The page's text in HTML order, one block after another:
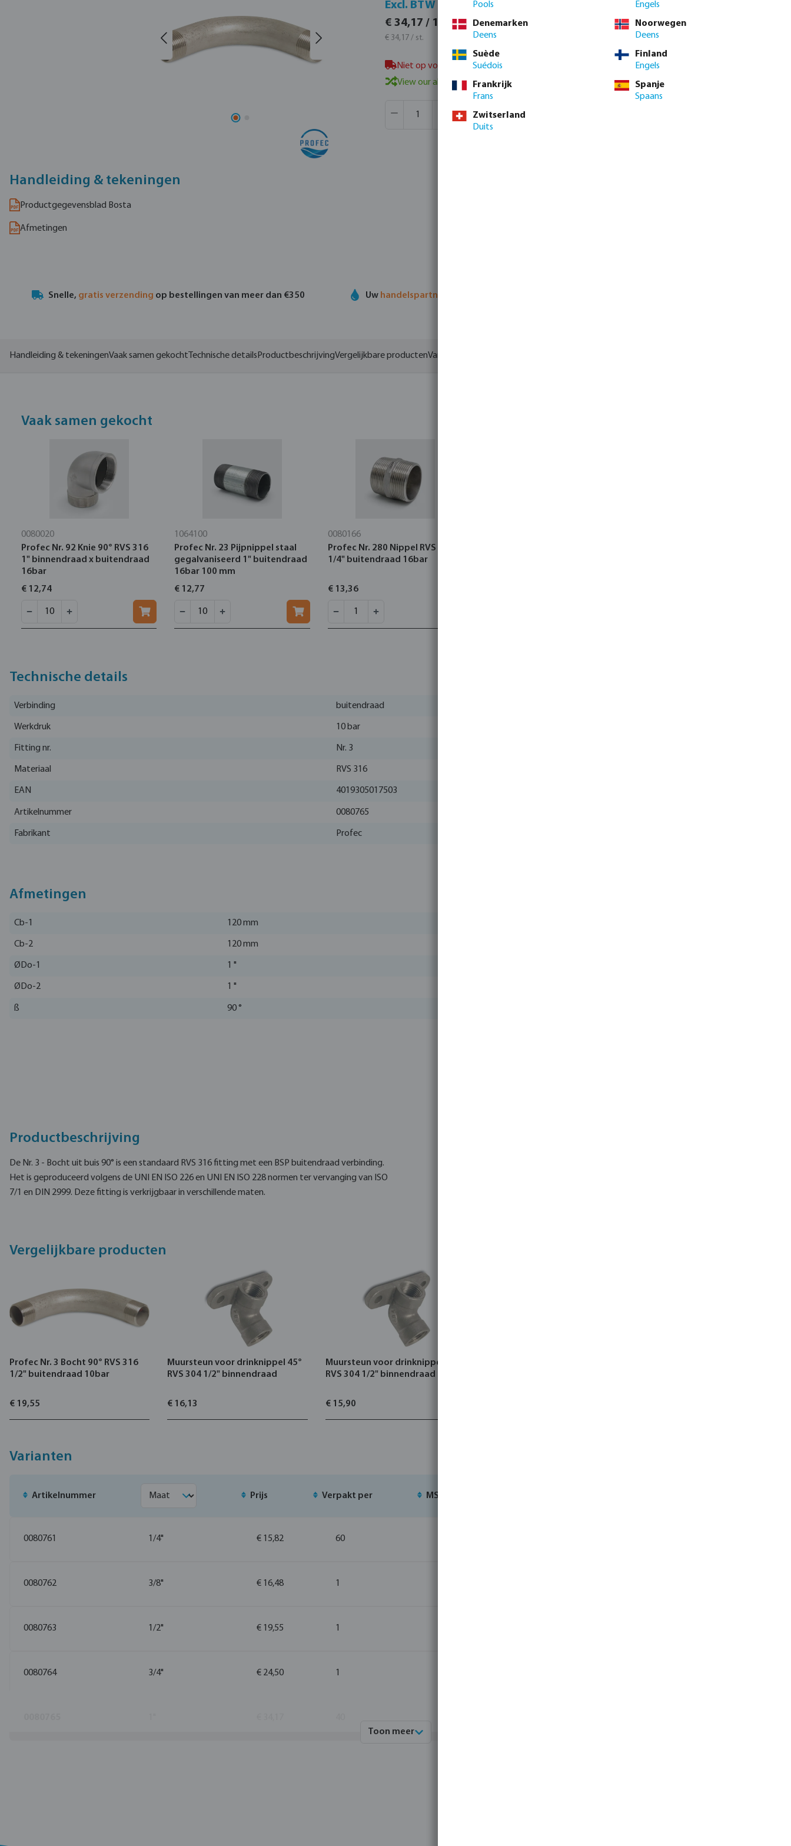
Handleiding & tekeningen
Productgegevensblad Bosta
Afmetingen
Excl. BTW
€ 34,17 / 1 st.
€ 34,17 / st.
Incl. BTW
€ 41,35 / 1 st.
€ 41,35 / st.
Niet op voorraad, neem contact met ons op voor beschikbaarheid
View our alternative products
MSQ:
Snelle, gratis verzending op bestellingen van meer dan €350 Uw handelspartner
Handleiding & tekeningenVaak samen gekocht Technische details ProductbeschrijvingVergelijkbare productenVarianten
Vaak samen gekocht
0080020
Profec Nr. 92 Knie 90° RVS 316
1" binnendraad x buitendraad
16bar
€ 12,74
1064100
Profec Nr. 23 Pijpnippel staal
gegalvaniseerd 1" buitendraad
16bar 100 mm
€ 12,77
0080166
Profec Nr. 280 Nippel RVS 316 1
1/4" buitendraad 16bar
€ 13,36
Technische details
Verbinding buitendraad
Werkdruk 10 bar
Fitting nr. Nr. 3
Materiaal RVS 316
EAN 4019305017503
Artikelnummer 0080765
Fabrikant Profec
Afmetingen
Cb-1 120 mm
Cb-2 120 mm
ØDo-1 1 "
ØDo-2 1 "
ß 90 °
Productbeschrijving
De Nr. 3 - Bocht uit buis 90° is een standaard RVS 316 fitting met een BSP buitendraad verbinding.
Het is geproduceerd volgens de UNI EN ISO 226 en UNI EN ISO 228 normen ter vervanging van ISO
7/1 en DIN 2999. Deze fitting is verkrijgbaar in verschillende maten.
Vergelijkbare producten
Profec Nr. 3 Bocht 90° RVS 316
1/2" buitendraad 10bar
€ 19,55
Muursteun voor drinknippel 45°
RVS 304 1/2" binnendraad
€ 16,13
Muursteun voor drinknippel 15°
RVS 304 1/2" binnendraad
€ 15,90
Varianten
Artikelnummer Prijs Verpakt per MSQ
0080761 1/4" € 15,82 60
0080762 3/8" € 16,48 1
0080763 1/2" € 19,55 1
0080764 3/4" € 24,50 1
Toon meer
Pools
Engels
Denemarken
Deens
Noorwegen
Deens
Suède
Suédois
Finland
Engels
Frankrijk
Frans
Spanje
Spaans
Zwitserland
Duits